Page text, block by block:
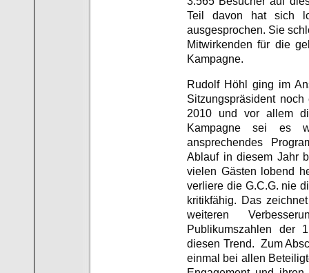
Teil davon hat sich
ausgesprochen. Sie
Mitwirkenden für die
Kampagne.
Rudolf Höhl ging im
Sitzungspräsident
2010 und vor allem
Kampagne sei es
ansprechendes
Ablauf in diesem Jahr
vielen Gästen lobend
verliere die G.C.G. nie
kritikfähig. Das
weiteren
Publikumszahlen der
diesen Trend. Zum
einmal bei allen